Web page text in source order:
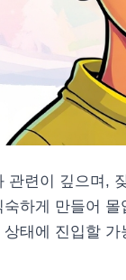
관련이 깊으며,
하게 만들어
태에 진입할